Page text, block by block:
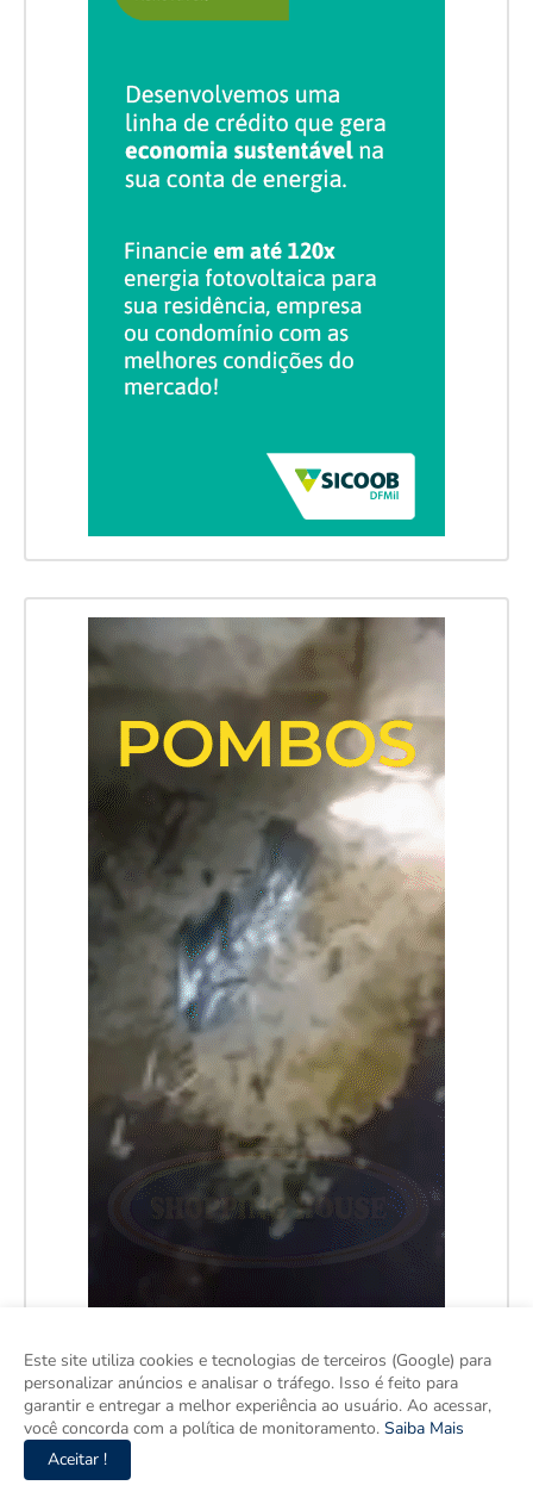
Este site utiliza cookies e tecnologias de terceiros (Google) para
personalizar anúncios e analisar o tráfego. Isso é feito para
garantir e entregar a melhor experiência ao usuário. Ao acessar,
você concorda com a política de monitoramento. Saiba Mais
Aceitar !